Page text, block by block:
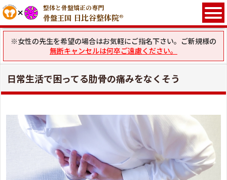
整体と骨盤矯正の専門
骨盤王国 日比谷整体院®
※女性の先生を希望の場合はお気軽にご指名下さい。ご新規様の
無断キャンセルは何卒ご遠慮ください。
日常生活で困ってる肋骨の痛みをなくそう